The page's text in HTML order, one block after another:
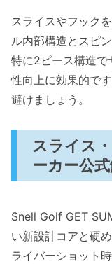
スライスやフック
ル内部構造とスピ
特に2ピース構造で
性向上に効果的で
避けましょう。
スライス
ーカー公
Snell Golf GET
い新設計コアと硬
ライバーショット